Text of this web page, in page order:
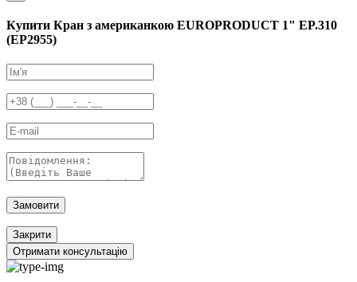
Купити Кран з американкою EUROPRODUCT 1" EP.310
(EP2955)
Замовити
Закрити
Отримати консультацію